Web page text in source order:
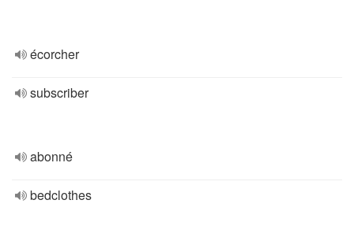
écorcher
subscriber
abonné
bedclothes